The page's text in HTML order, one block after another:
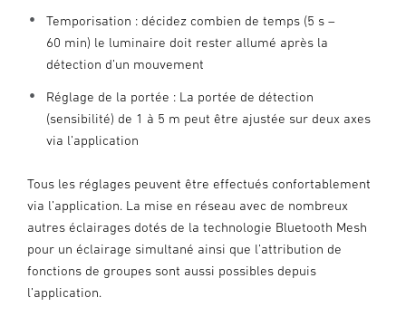
Temporisation : décidez combien de temps (5 s –
60 min) le luminaire doit rester allumé après la
détection d’un mouvement
Réglage de la portée : La portée de détection
(sensibilité) de 1 à 5 m peut être ajustée sur deux axes
via l’application
Tous les réglages peuvent être effectués confortablement
via l’application. La mise en réseau avec de nombreux
autres éclairages dotés de la technologie Bluetooth Mesh
pour un éclairage simultané ainsi que l’attribution de
fonctions de groupes sont aussi possibles depuis
l’application.